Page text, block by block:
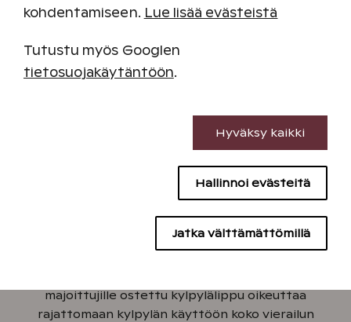
Kylpylähinnasto
Kylpylän käyttö on edullisinta, kun ostat liput jo
majoittujille ostettu kylpylälippu oikeuttaa
rajattomaan kylpylän käyttöön koko vierailun
kohdentamiseen. Lue lisää evästeistä
Tutustu myös Googlen
tietosuojakäytäntöön.
Suorituskyvyn evästeet
Sisällön kohdentamisen evästeet
Jatka välttämättömillä
Hallinnoi evästeitä
Hyväksy kaikki